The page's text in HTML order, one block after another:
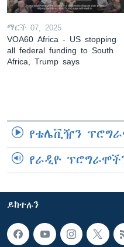
ማርች 07, 2025
VOA60 Africa - US stopping
all federal funding to South
Africa, Trump says
የቴሌቪዥን
የራዲዮ
ይከተሉን